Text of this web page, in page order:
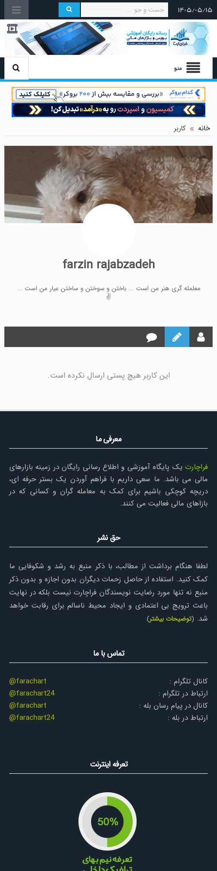
۱۴۰۵/۰۵/۱۵
منو
خانه کاربر
farzin rajabzadeh
معلمله گری هنر من است ... باختن و سوختن و ساختن عیار من است ...
✌
این کاربر هیچ پستی ارسال نکرده است.
معرفی ما
فراچارتیک پایگاه آموزشی و اطلاع رسانی رایگان در زمینه بازارهای
مالی می باشد. ما سعی داریم با فراهم آوردن یک بستر حرفه ای،
دریچه کوچکی باشیم برای کمک به معامله گران و کسانی که در
بازاهای مالی فعالیت می کنند.
حق نشر
لطفا هنگام برداشت از مطالب، با ذکر منبع به رشد و شکوفایی ما
کمک کنید. استفاده از حاصل زحمات دیگران بدون اجازه و بدون ذکر
منبع نه تنها مورد رضایت نویسندگان فراچارت نیست بلکه در نهایت
باعث ترویج بی اعتمادی و ایجاد محیط ناسالم برای رقابت خواهد
شد. (توضیحات بیشتر)
تماس با ما
کانال تلگرام :
@farachart
ارتباط در تلگرام :
@farachart24
کانال در پیام رسان بله :
@farachart
ارتباط در بله :
@farachart24
تعرفه اینترنت